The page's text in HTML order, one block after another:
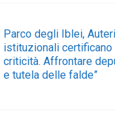
Parco degli Iblei,
istituzionali certificano
criticità. Affrontare
e tutela delle falde”